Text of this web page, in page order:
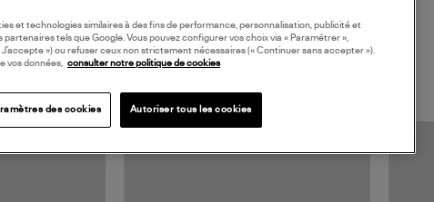
et technologies similaires à des fins de performance, personnalisation, publicité et
tels que Google. Vous pouvez configurer vos choix via « Paramétrer »,
») ou refuser ceux non strictement nécessaires (« Continuer sans accepter »).
vos données, consulter notre politique de cookies
des cookies Autoriser tous les cookies